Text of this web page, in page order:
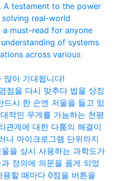
A testament to the power
real-world
must-read for anyone
of systems
across various
많이 기대됩니다!
점을 다시 맞추다 법을 상징
드시 한 손엔 저울을 들고 있
적인 무게를 가늠하는 천평
관계에 대한 다툼의 해결이
나 마이크로그램 단위까지
을 상시 사용하는 과학도가
정의에 의문을 품게 되었
할 때마다 0점을 버튼을